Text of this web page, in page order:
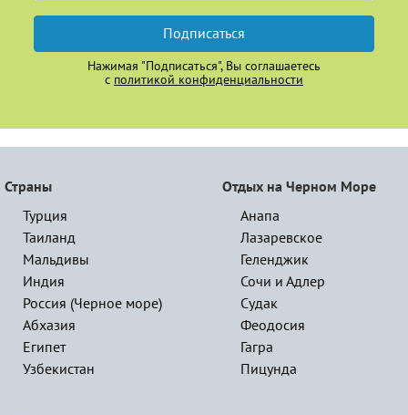
Подписаться
Нажимая "Подписаться", Вы соглашаетесь
с политикой конфиденциальности
Страны
Турция
Таиланд
Мальдивы
Индия
Россия (Черное море)
Абхазия
Египет
Узбекистан
Отдых на Черном Море
Анапа
Лазаревское
Геленджик
Сочи и Адлер
Судак
Феодосия
Гагра
Пицунда